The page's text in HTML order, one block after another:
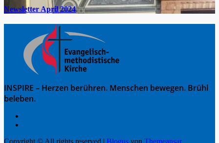
Newsletter April 2024
INSPIRE – Herzen berühren. Menschen bewegen. Brühl
beleben.
Copyright © All rights reserved | Blogus von Themeansar.